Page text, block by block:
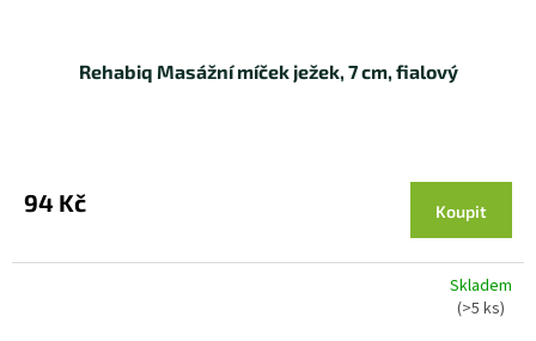
Rehabiq Masážní míček ježek, 7 cm, fialový
94 Kč Koupit
Skladem
(>5 ks)